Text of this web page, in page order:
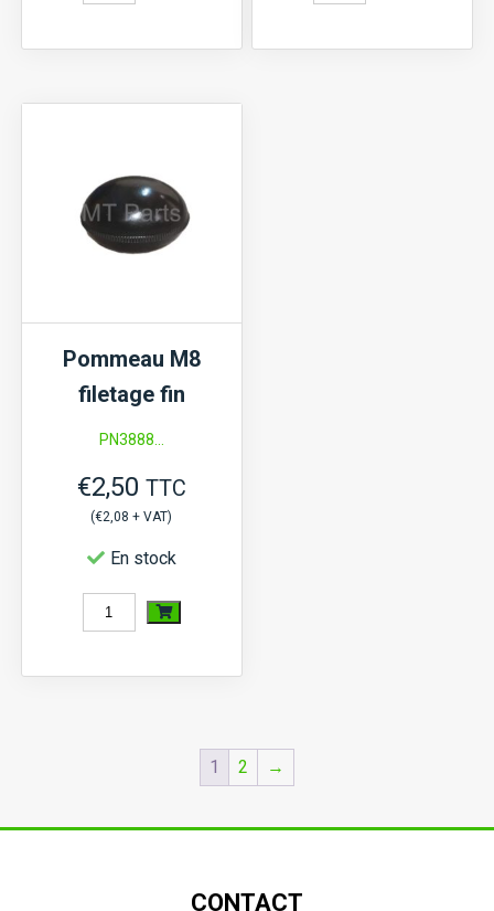
Inverseur
force
Jeu
Pommeau M8
filetage fin
PN3888...
€2,50 TTC
(€2,08 + VAT)
En stock
quantité
Pommeau
1 2 →
CONTACT